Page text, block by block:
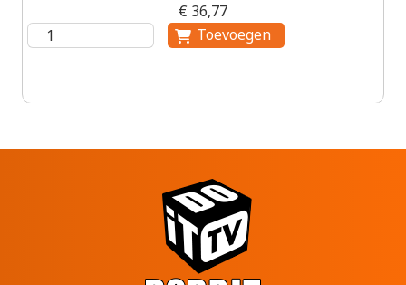
€ 36,77